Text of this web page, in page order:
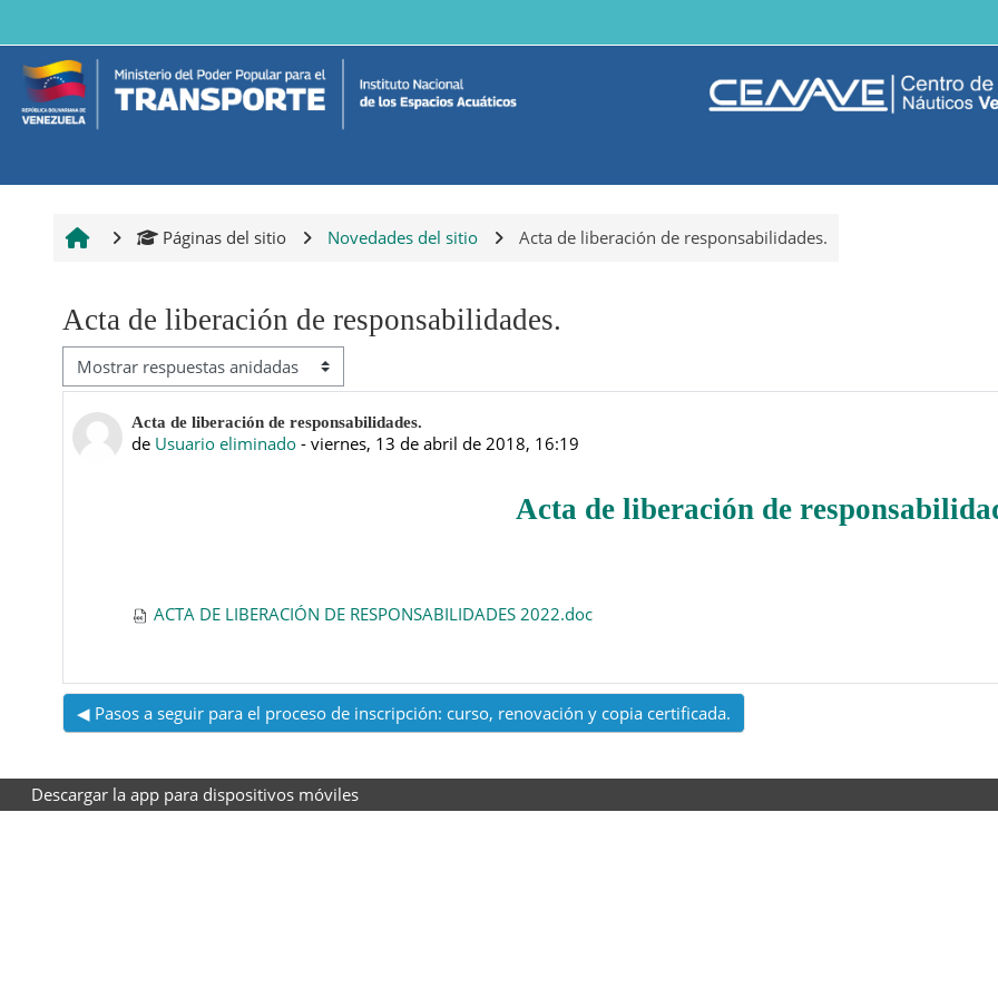
Páginas del sitio Novedades del sitio Acta de liberación de responsabilidades.
Acta de liberación de responsabilidades.
Mostrar modo
Acta de liberación de responsabilidades.
de Usuario eliminado -viernes, 13 de abril de 2018, 16:19
Número de respuestas: 0
Acta de liberación de
ACTA DE LIBERACIÓN DE RESPONSABILIDADES 2022.doc
◀︎ Pasos a seguir para el proceso de inscripción: curso, renovación y copia certificada.
Descargar la app para dispositivos móviles